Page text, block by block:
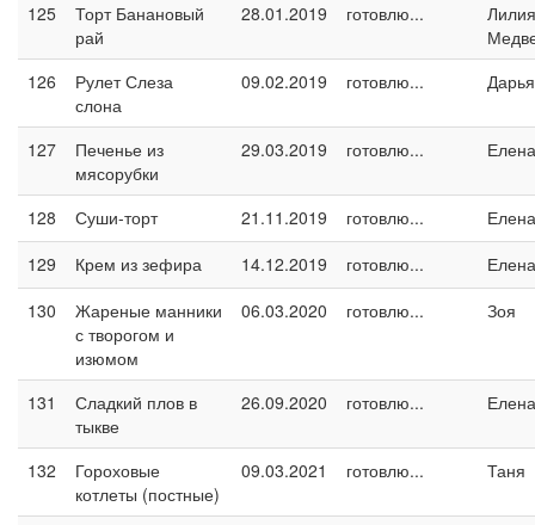
125
Торт Банановый
рай
28.01.2019 готовлю...
Лилия
126
Рулет Слеза
слона
09.02.2019 готовлю... Дарья
127
Печенье из
мясорубки
29.03.2019 готовлю...
128 Суши-торт 21.11.2019 готовлю...
129
Крем из зефира 14.12.2019 готовлю...
130
Жареные манники
с творогом и
изюмом
06.03.2020 готовлю... Зоя
131
Сладкий плов в
тыкве
26.09.2020 готовлю...
132
Гороховые
котлеты (постные)
09.03.2021 готовлю... Таня